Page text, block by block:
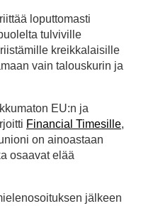
loputtomasti
tulviville
kreikkalaisille
vain talouskurin ja
EU:n ja
Financial Timesille,
on ainoastaan
osaavat elää
jälkeen